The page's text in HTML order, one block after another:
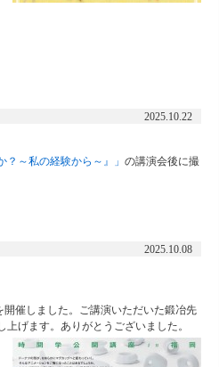
2025.10.22
？～私の経験から～』」 の講演会後に撮
2025.10.08
催しました。ご講演いただいた鍛冶先
げます。ありがとうございました。